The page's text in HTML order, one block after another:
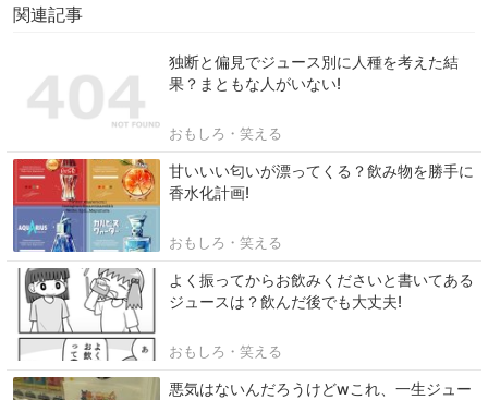
関連記事
独断と偏見でジュース別に人種を考えた結
果？まともな人がいない!
おもしろ・笑える
甘いいい匂いが漂ってくる？飲み物を勝手に
香水化計画!
おもしろ・笑える
よく振ってからお飲みくださいと書いてある
ジュースは？飲んだ後でも大丈夫!
おもしろ・笑える
悪気はないんだろうけどwこれ、一生ジュー